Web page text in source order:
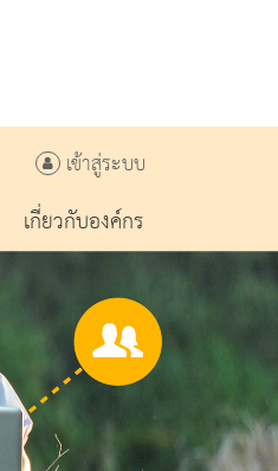
เข้าสู่ระบบ
เกี่ยวกับองค์กร